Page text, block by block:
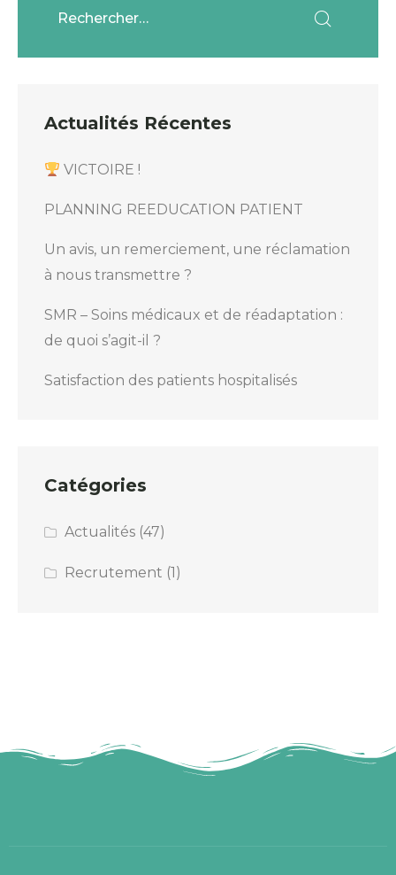
Actualités Récentes
VICTOIRE !
PLANNING REEDUCATION PATIENT
Un avis, un remerciement, une réclamation
à nous transmettre ?
SMR – Soins médicaux et de réadaptation :
de quoi s’agit-il ?
Satisfaction des patients hospitalisés
Catégories
Actualités (47)
Recrutement (1)